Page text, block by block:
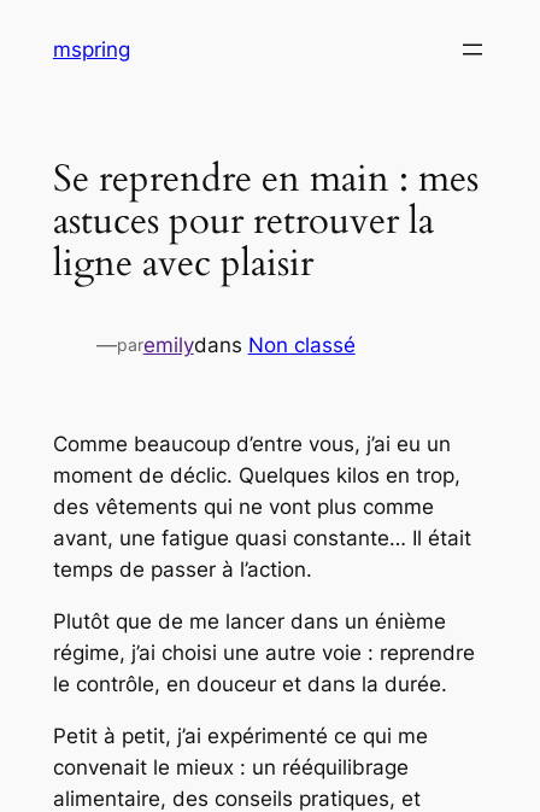
mspring
Se reprendre en main : mes
astuces pour retrouver la
ligne avec plaisir
—paremilydans Non classé
Comme beaucoup d’entre vous, j’ai eu un
moment de déclic. Quelques kilos en trop,
des vêtements qui ne vont plus comme
avant, une fatigue quasi constante… Il était
temps de passer à l’action.
Plutôt que de me lancer dans un énième
régime, j’ai choisi une autre voie : reprendre
le contrôle, en douceur et dans la durée.
Petit à petit, j’ai expérimenté ce qui me
convenait le mieux : un rééquilibrage
alimentaire, des conseils pratiques, et